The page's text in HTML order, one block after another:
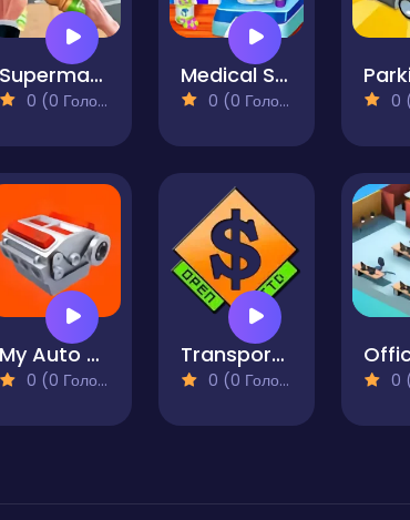
Supermarket Manager Simulator
0 (0 Голосів)
Medical Shop - Cash Register Drug Store
0 (0 Голосів) 0
My Auto Service
0 (0 Голосів)
Transport Tycoon Deluxe - Open TTD
0 (0 Голосів) 0